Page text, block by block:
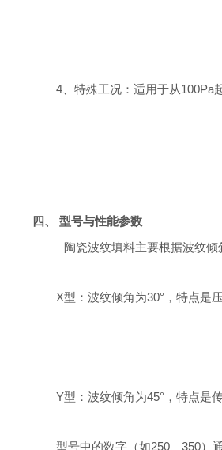
4、 特殊工况：适用于从100Pa
四、
型号与性能参数
陶瓷波纹填料主要根据波纹倾
X型：波纹倾角为30°，特点是
Y型：波纹倾角为45°，特点是
型号中的数字（如250、350）